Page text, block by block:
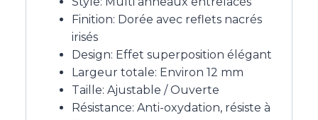
Finition: Dorée avec reflets nacrés
irisés
Design: Effet superposition élégant
Largeur totale: Environ 12 mm
Taille: Ajustable / Ouverte
Résistance: Anti-oxydation, résiste à